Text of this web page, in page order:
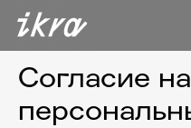
Согласие